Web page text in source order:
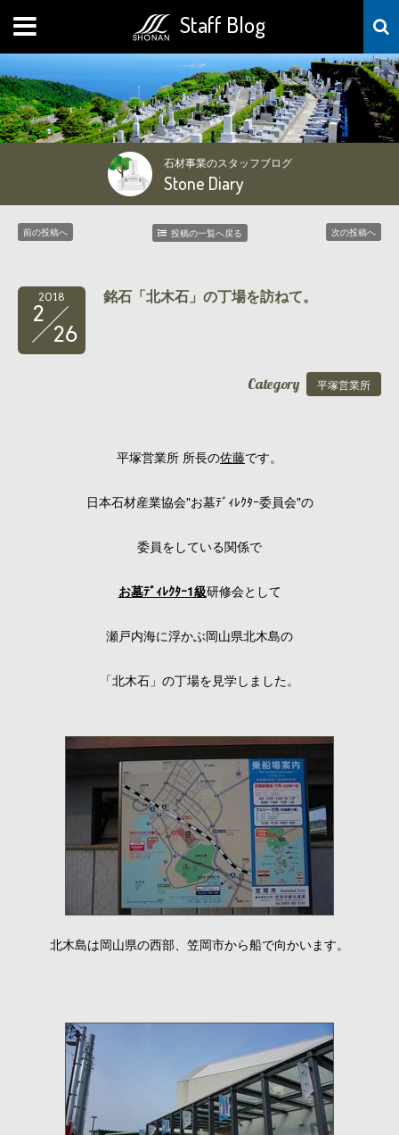
Staff Blog
MENU
石材事業のスタッフブログ
Stone Diary
前の投稿へ 投稿の一覧へ戻る 次の投稿へ
2018
2
26
銘石「北木石」の丁場を訪ねて。
Category 平塚営業所
平塚営業所 所長の佐藤です。
日本石材産業協会"お墓ﾃﾞｨﾚｸﾀｰ委員会"の
委員をしている関係で
お墓ﾃﾞｨﾚｸﾀｰ1級研修会として
瀬戸内海に浮かぶ岡山県北木島の
「北木石」の丁場を見学しました。
北木島は岡山県の西部、笠岡市から船で向かいます。